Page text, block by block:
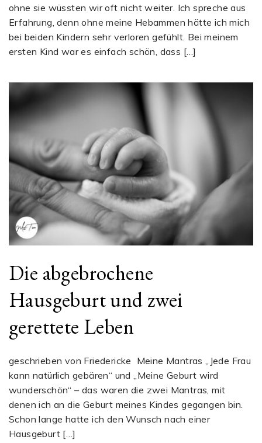
ohne sie wüssten wir oft nicht weiter. Ich spreche aus
Erfahrung, denn ohne meine Hebammen hätte ich mich
bei beiden Kindern sehr verloren gefühlt. Bei meinem
ersten Kind war es einfach schön, dass […]
Die abgebrochene
Hausgeburt und zwei
gerettete Leben
geschrieben von Friedericke Meine Mantras „Jede Frau
kann natürlich gebären“ und „Meine Geburt wird
wunderschön“ – das waren die zwei Mantras, mit
denen ich an die Geburt meines Kindes gegangen bin.
Schon lange hatte ich den Wunsch nach einer
Hausgeburt […]